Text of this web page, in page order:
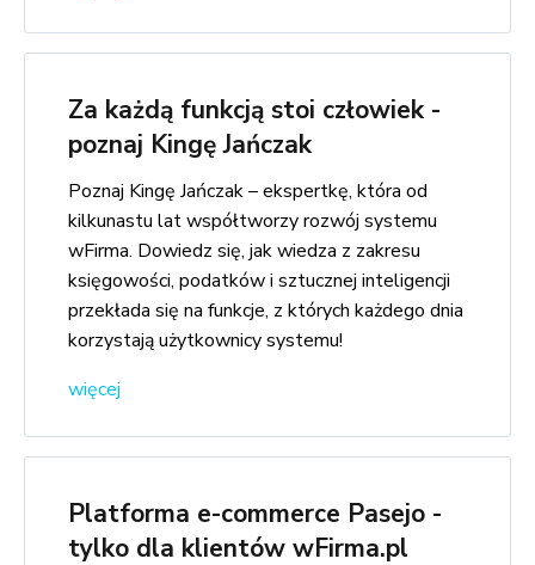
Za każdą funkcją stoi człowiek -
poznaj Kingę Jańczak
Poznaj Kingę Jańczak – ekspertkę, która od
kilkunastu lat współtworzy rozwój systemu
wFirma. Dowiedz się, jak wiedza z zakresu
księgowości, podatków i sztucznej inteligencji
przekłada się na funkcje, z których każdego dnia
korzystają użytkownicy systemu!
więcej
Platforma e-commerce Pasejo -
tylko dla klientów wFirma.pl